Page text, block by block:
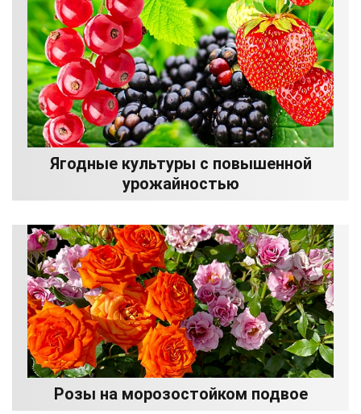
Ягодные культуры с повышенной
урожайностью
Розы на морозостойком подвое